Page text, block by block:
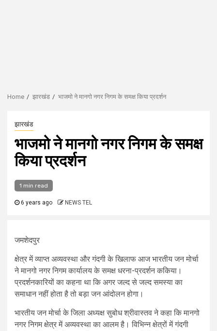
Home झारखंड भाजमो ने मानगो नगर निगम के समक्ष किया प्रदर्शन
झारखंड
भाजमो ने मानगो नगर निगम के समक्ष
किया प्रदर्शन
1 min read
6 years ago NEWS TEL
जमशेदपुर
क्षेत्र में व्याप्त अव्यवस्था और गंदगी के खिलाफ आज भारतीय जन मोर्चा
ने मानगो नगर निगम कार्यालय के समक्ष धरना-प्रदर्शन ककिया।
प्रदर्शनकारियों का कहना था कि अगर जल्द से जल्द समस्या का
समाधान नहीं होता है तो बड़ा जन आंदोलन होगा।
भारतीय जन मोर्चा के जिला अध्यक्ष सुबोध श्रीवास्तव ने कहा कि मानगो
नगर निगम क्षेत्र में अव्यवस्था का आलम है। विभिन्न क्षेत्रों में गंदगी